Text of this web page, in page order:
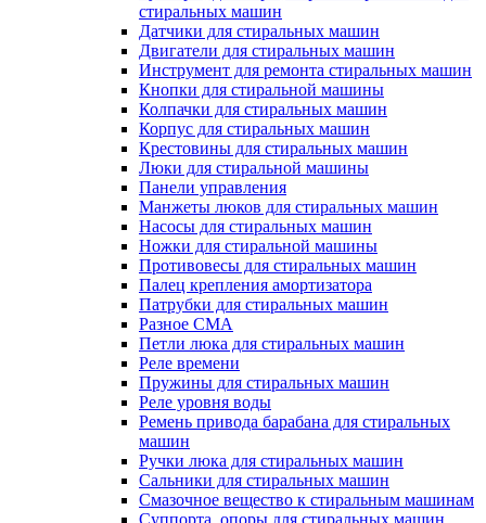
стиральных машин
Датчики для стиральных машин
Двигатели для стиральных машин
Инструмент для ремонта стиральных машин
Кнопки для стиральной машины
Колпачки для стиральных машин
Корпус для стиральных машин
Крестовины для стиральных машин
Люки для стиральной машины
Панели управления
Манжеты люков для стиральных машин
Насосы для стиральных машин
Ножки для стиральной машины
Противовесы для стиральных машин
Палец крепления амортизатора
Патрубки для стиральных машин
Разное СМА
Петли люка для стиральных машин
Реле времени
Пружины для стиральных машин
Реле уровня воды
Ремень привода барабана для стиральных
машин
Ручки люка для стиральных машин
Сальники для стиральных машин
Смазочное вещество к стиральным машинам
Суппорта, опоры для стиральных машин